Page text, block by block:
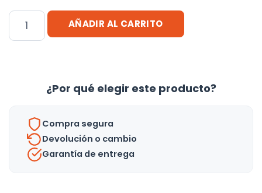
Mueble
Para
Multiuso
Ruedas
AÑADIR AL CARRITO
¿Por qué elegir este producto?
Compra segura
Devolución o cambio
Garantía de entrega